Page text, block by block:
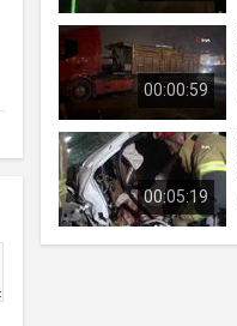
00:00:59
00:05:19